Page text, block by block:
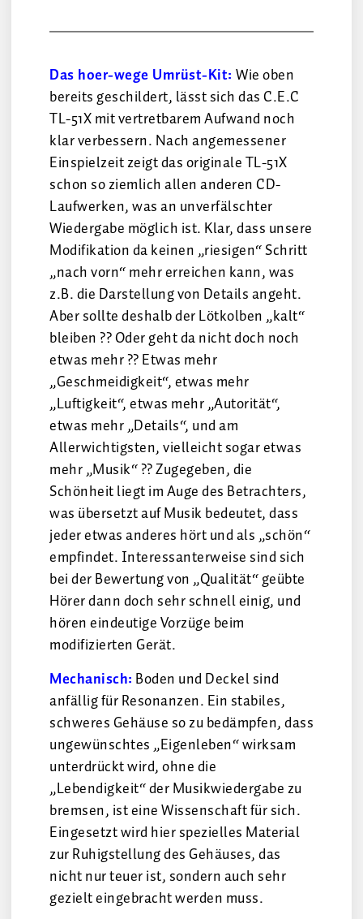
Das hoer-wege Umrüst-Kit: Wie oben
bereits geschildert, lässt sich das C.E.C
TL-51X mit vertretbarem Aufwand noch
klar verbessern. Nach angemessener
Einspielzeit zeigt das originale TL-51X
schon so ziemlich allen anderen CD-
Laufwerken, was an unverfälschter
Wiedergabe möglich ist. Klar, dass unsere
Modifikation da keinen „riesigen“ Schritt
„nach vorn“ mehr erreichen kann, was
z.B. die Darstellung von Details angeht.
Aber sollte deshalb der Lötkolben „kalt“
bleiben ?? Oder geht da nicht doch noch
etwas mehr ?? Etwas mehr
„Geschmeidigkeit“, etwas mehr
„Luftigkeit“, etwas mehr „Autorität“,
etwas mehr „Details“, und am
Allerwichtigsten, vielleicht sogar etwas
mehr „Musik“ ?? Zugegeben, die
Schönheit liegt im Auge des Betrachters,
was übersetzt auf Musik bedeutet, dass
jeder etwas anderes hört und als „schön“
empfindet. Interessanterweise sind sich
bei der Bewertung von „Qualität“ geübte
Hörer dann doch sehr schnell einig, und
hören eindeutige Vorzüge beim
modifizierten Gerät.
Mechanisch: Boden und Deckel sind
anfällig für Resonanzen. Ein stabiles,
schweres Gehäuse so zu bedämpfen, dass
ungewünschtes „Eigenleben“ wirksam
unterdrückt wird, ohne die
„Lebendigkeit“ der Musikwiedergabe zu
bremsen, ist eine Wissenschaft für sich.
Eingesetzt wird hier spezielles Material
zur Ruhigstellung des Gehäuses, das
nicht nur teuer ist, sondern auch sehr
gezielt eingebracht werden muss.